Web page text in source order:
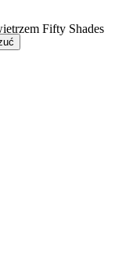
Fifty Shades